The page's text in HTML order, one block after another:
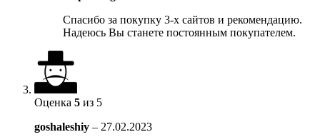
Спасибо за покупку 3-х сайтов и рекомендацию.
Надеюсь Вы станете постоянным покупателем.
Оценка 5 из 5
goshaleshiy – 27.02.2023